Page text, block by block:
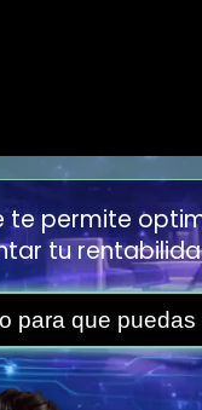
te permite
tu
para que puedas